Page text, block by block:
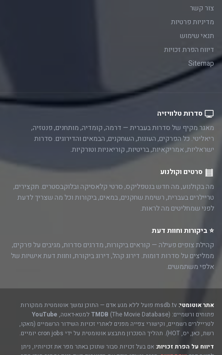
צור קשר
מדיניות פרטיות
תנאי שימוש
דיווח הפרת זכויות
Sitemap
סדרות טלוויזיה
מאגר מקיף של סדרות בעברית — דרמה, קומדיה, מותחנים, פנטזיה,
ריאליטי. כל הפרקים, העונות, השחקנים, הבמאים והדירוגים. סדרות
ישראליות, אמריקאיות, בריטיות, קוריאניות וטורקיות.
סרטים וקולנוע
מה בקולנוע, מה חדש בנטפליקס, סרטי קלאסיקה ובלוקבסטרים. תקצירים,
טריילרים בעברית, רשימת שחקנים, במאים, ביקורות וכל מה שצריך לדעת
לפני שמחליטים מה לראות.
⭐ ביקורות וחוות דעת
קהילת צופים פעילה — קוראים ביקורות, מדרגים סדרות, מגיבים על פרקים,
ממליצים על סדרות דומות. דירוג קהל, דירוג ביקורת, וחוות דעת אישיות של
אלפי משתמשים.
אתר אוטומטי:
msdb.tv פועל ללא מגע אדם — התוכן נמשך אוטומטית ממקורות
פתוחים ורשמיים:
TMDB (The Movie Database) למטא-דאטה,
YouTube
לטריילרים רשמיים, וקישורי צפייה מפנים לאתרי זכויות השידור הרשמיים (מאקו,
רשת, כאן, יס, HOT). תהליך הסנכרון מתבצע אוטומטית על ידי cron jobs יומיים.
דיווח על הפרת זכויות: אם בעל זכויות סבור שתוכן באתר מפר את זכויותיו, ניתן